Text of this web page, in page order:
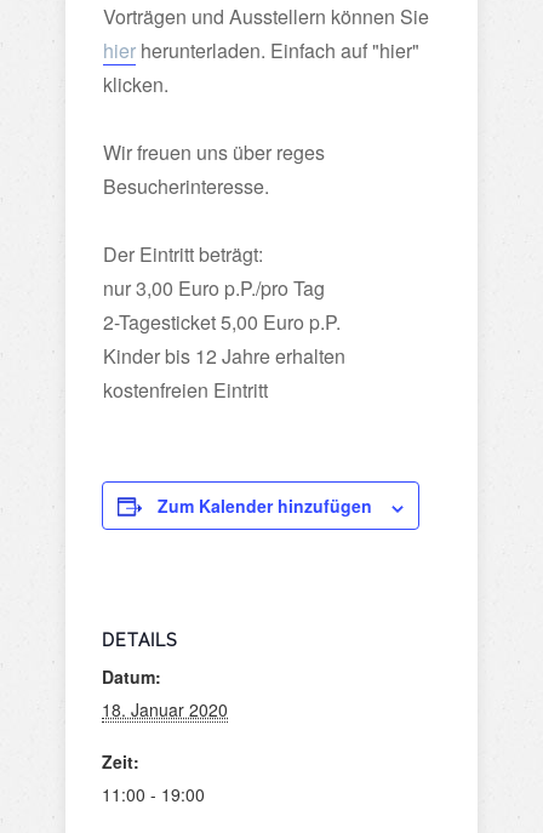
Vorträgen und Ausstellern können Sie
hier herunterladen. Einfach auf "hier"
klicken.
Wir freuen uns über reges
Besucherinteresse.
Der Eintritt beträgt:
nur 3,00 Euro p.P./pro Tag
2-Tagesticket 5,00 Euro p.P.
Kinder bis 12 Jahre erhalten
kostenfreien Eintritt
Zum Kalender hinzufügen
DETAILS
Datum:
18. Januar 2020
Zeit:
11:00 - 19:00